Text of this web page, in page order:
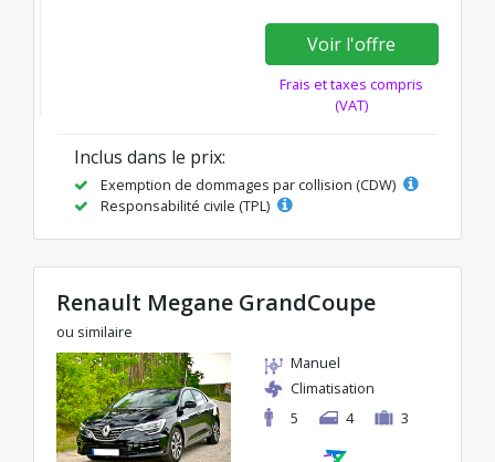
Voir l'offre
Frais et taxes compris
(VAT)
Inclus dans le prix:
Exemption de dommages par collision (CDW)
Responsabilité civile (TPL)
Renault Megane GrandCoupe
ou similaire
Manuel
Climatisation
5
4 3